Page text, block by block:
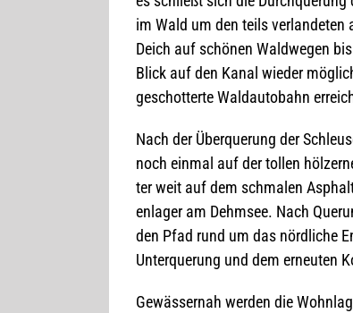
im Wald um den teils
Deich auf schö­nen Wald­we­gen
Blick auf den Kanal wie­der
geschot­terte Wald­au­to­bahn
Nach der Über­que­rung der
noch ein­mal auf der tol­len
ter weit auf dem schma­len
en­la­ger am Dehm­see. Nach
den Pfad rund um das nörd­li­che
Unter­que­rung und dem erneu­ten
Gewäs­ser­nah wer­den die